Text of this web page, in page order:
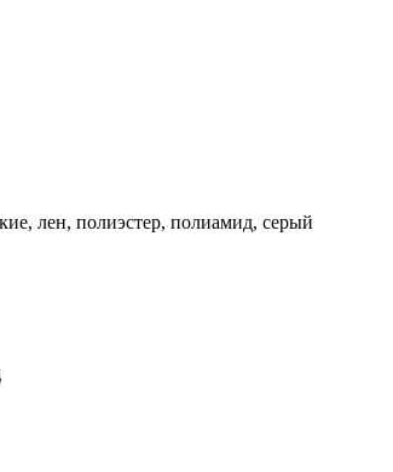
лен, полиэстер, полиамид, серый